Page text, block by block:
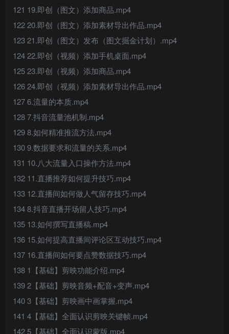
121 19.即创（图文）添加商品.mp4
122 20.即创（图文）添加素材导出作品.mp4
123 21.即创（图文）发布（图文掘金计划）.mp4
124 22.即创（视频）添加手机桌面.mp4
125 23.即创（视频）添加商品.mp4
126 24.即创（视频）添加素材导出作品.mp4
127 6.流量的本质.mp4
128 7.抖音流量池机制.mp4
129 8.如何精准推流方法.mp4
130 9.数据要求和流量的关系.mp4
131 10.八大流量入口操作方法.mp4
132 11.直播推荐如何提升技巧.mp4
133 12.直播间如何做人气留存技巧.mp4
134 8.抖音直播开场留人技巧.mp4
135 13.如何撰写直播稿.mp4
136 15.如何提高直播间评论区互动技巧.mp4
137 16.直播间如何要点赞数据技巧.mp4
138 1【基础】剪映功能介绍.mp4
139 2【基础】剪映音频+配音+变声.mp4
140 3【基础】剪映画中画掌握.mp4
141 4【基础】全面认识剪映关键帧.mp4
142 5【基础】全面认识蒙版.mp4